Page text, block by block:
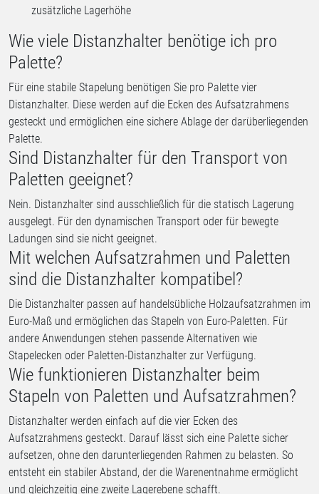
zusätzliche Lagerhöhe
Wie viele Distanzhalter benötige ich pro
Palette?
Für eine stabile Stapelung benötigen Sie pro Palette vier
Distanzhalter. Diese werden auf die Ecken des Aufsatzrahmens
gesteckt und ermöglichen eine sichere Ablage der darüberliegenden
Palette.
Sind Distanzhalter für den Transport von
Paletten geeignet?
Nein. Distanzhalter sind ausschließlich für die statisch Lagerung
ausgelegt. Für den dynamischen Transport oder für bewegte
Ladungen sind sie nicht geeignet.
Mit welchen Aufsatzrahmen und Paletten
sind die Distanzhalter kompatibel?
Die Distanzhalter passen auf handelsübliche Holzaufsatzrahmen im
Euro-Maß und ermöglichen das Stapeln von Euro-Paletten. Für
andere Anwendungen stehen passende Alternativen wie
Stapelecken oder Paletten-Distanzhalter zur Verfügung.
Wie funktionieren Distanzhalter beim
Stapeln von Paletten und Aufsatzrahmen?
Distanzhalter werden einfach auf die vier Ecken des
Aufsatzrahmens gesteckt. Darauf lässt sich eine Palette sicher
aufsetzen, ohne den darunterliegenden Rahmen zu belasten. So
entsteht ein stabiler Abstand, der die Warenentnahme ermöglicht
und gleichzeitig eine zweite Lagerebene schafft.